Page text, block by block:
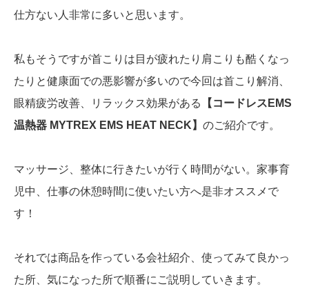
仕方ない人非常に多いと思います。
私もそうですが首こりは目が疲れたり肩こりも酷くなっ
たりと健康面での悪影響が多いので今回は首こり解消、
眼精疲労改善、リラックス効果がある
【コードレスEMS
温熱器 MYTREX EMS HEAT NECK】 のご紹介です。
マッサージ、整体に行きたいが行く時間がない。家事育
児中、仕事の休憩時間に使いたい方へ是非オススメで
す！
それでは商品を作っている会社紹介、使ってみて良かっ
た所、気になった所で順番にご説明していきます。